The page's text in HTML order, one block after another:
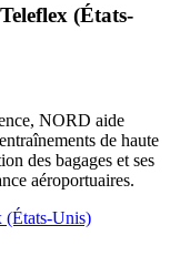
(États-
NORD aide
de haute
des bagages et ses
aéroportuaires.
(États-Unis)